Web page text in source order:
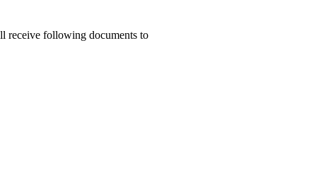
receive following documents to